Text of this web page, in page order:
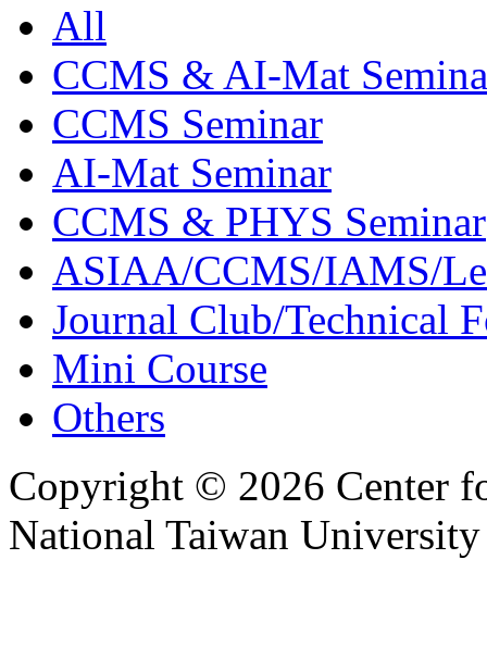
All
CCMS & AI-Mat
CCMS Seminar
AI-Mat Seminar
CCMS & PHYS Seminar
ASIAA/CCMS/IAMS/
Journal Club/Technical
Mini Course
Others
Copyright © 2026 Center
National Taiwan University